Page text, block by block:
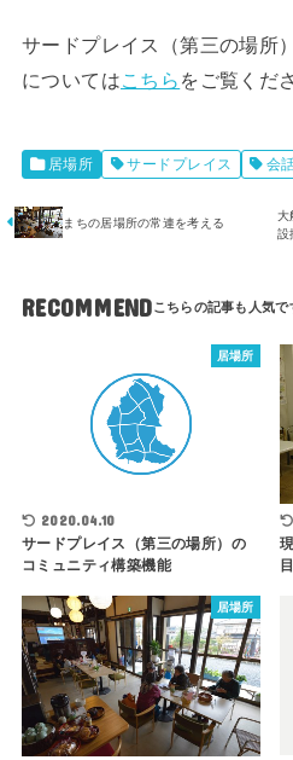
サードプレイス（第三の場所
についてはこちら をご覧くだ
居場所 サードプレイス 会
まちの居場所の常連を考える
大
設
RECOMMEND
居場所
2020.04.10
サードプレイス（第三の場所）の
コミュニティ構築機能
居場所